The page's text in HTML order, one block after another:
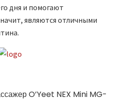
дня и помогают
являются отличными
O’Yeet NEX Mini MG-